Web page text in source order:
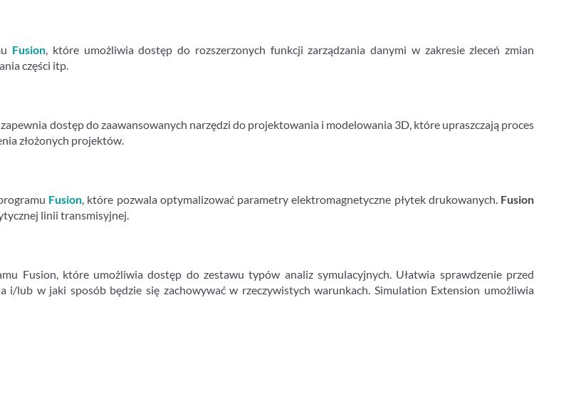
Fusion, które umożliwia dostęp do rozszerzonych funkcji zarządzania danymi w zakresie zleceń zmian
części itp.
dostęp do zaawansowanych narzędzi do projektowania i modelowania 3D, które upraszczają proces
złożonych projektów.
Fusion, które pozwala optymalizować parametry elektromagnetyczne płytek drukowanych. Fusion
linii transmisyjnej.
Fusion, które umożliwia dostęp do zestawu typów analiz symulacyjnych. Ułatwia sprawdzenie przed
lub w jaki sposób będzie się zachowywać w rzeczywistych warunkach. Simulation Extension umożliwia